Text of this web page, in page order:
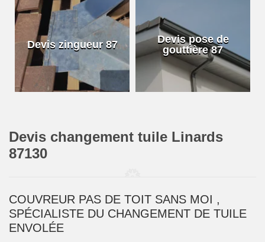
Devis zingueur 87
Devis pose de
gouttière 87
Devis changement tuile Linards
87130
COUVREUR PAS DE TOIT SANS MOI ,
SPÉCIALISTE DU CHANGEMENT DE TUILE
ENVOLÉE